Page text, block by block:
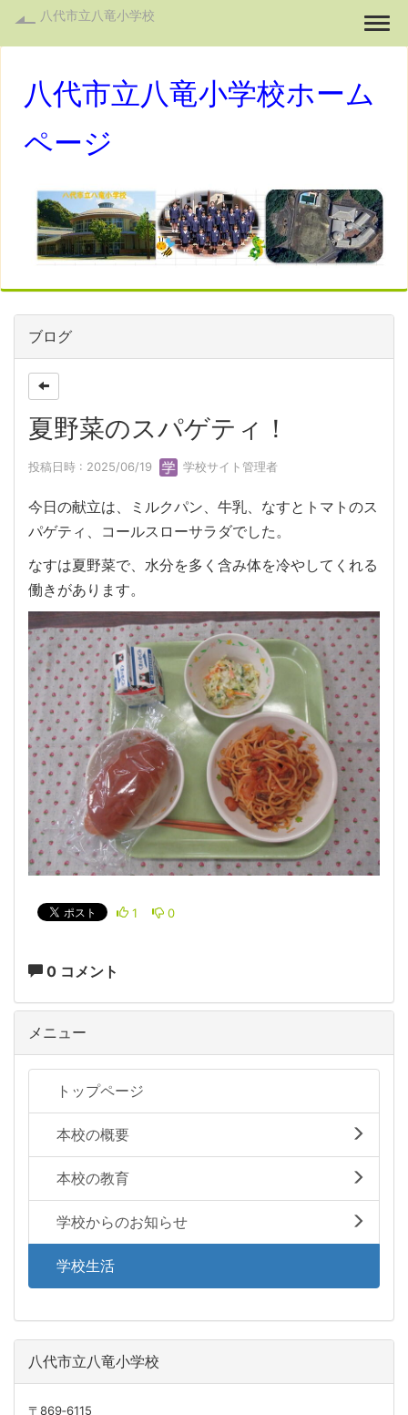
八代市立八竜小学校
八代市立八竜小学校ホーム
ページ
ブログ
夏野菜のスパゲティ！
投稿日時 : 2025/06/19 学校サイト管理者
今日の献立は、ミルクパン、牛乳、なすとトマトのス
パゲティ、コールスローサラダでした。
なすは夏野菜で、水分を多く含み体を冷やしてくれる
働きがあります。
1 0
0 コメント
メニュー
トップページ
本校の概要
本校の教育
学校からのお知らせ
学校生活
八代市立八竜小学校
〒869‐6115